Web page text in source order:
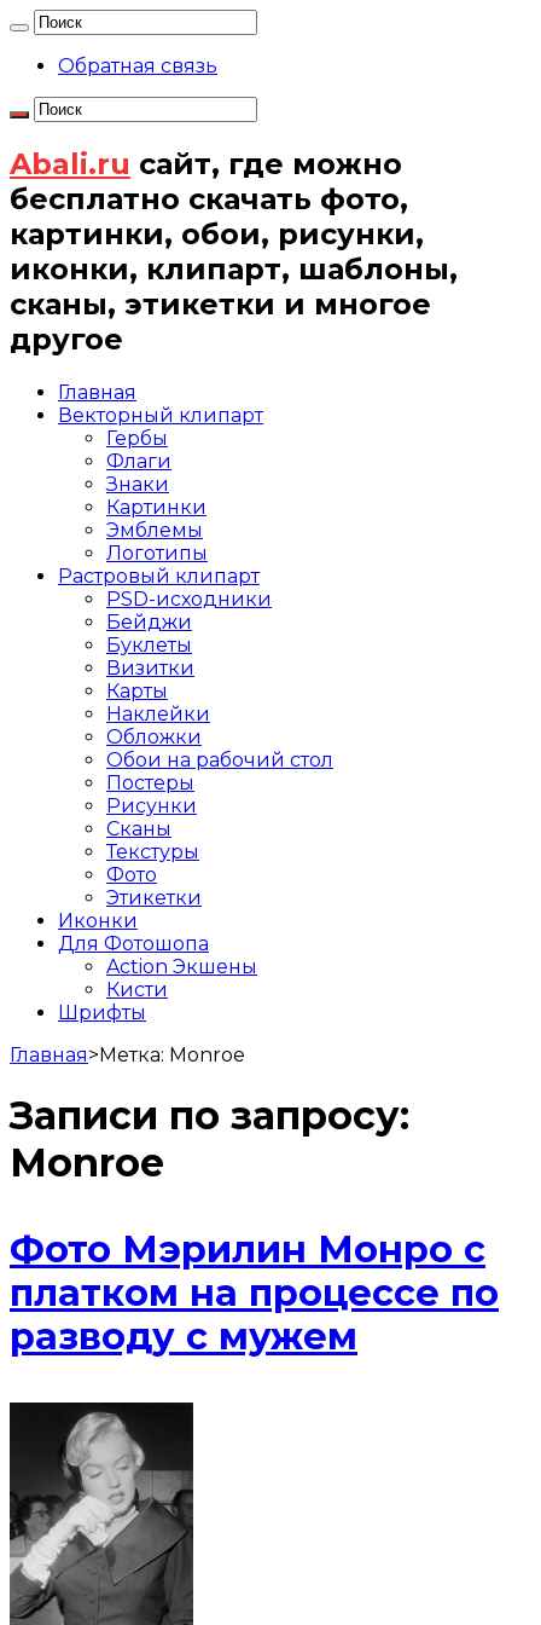
Обратная связь
Abali.ru сайт, где можно
бесплатно скачать фото,
картинки, обои, рисунки,
иконки, клипарт, шаблоны,
сканы, этикетки и многое
другое
Главная
Векторный клипарт
Гербы
Флаги
Знаки
Картинки
Эмблемы
Логотипы
Растровый клипарт
PSD-исходники
Бейджи
Буклеты
Визитки
Карты
Наклейки
Обложки
Обои на рабочий стол
Постеры
Рисунки
Сканы
Текстуры
Фото
Этикетки
Иконки
Для Фотошопа
Action Экшены
Кисти
Шрифты
Главная>Метка: Monroe
Записи по запросу:
Monroe
Фото Мэрилин Монро с
платком на процессе по
разводу с мужем